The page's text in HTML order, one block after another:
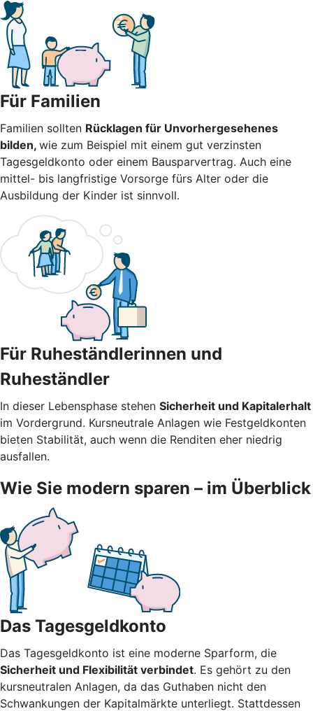
Für Familien
Familien sollten Rücklagen für Unvorhergesehenes
bilden, wie zum Beispiel mit einem gut verzinsten
Tagesgeldkonto oder einem Bausparvertrag. Auch eine
mittel- bis langfristige Vorsorge fürs Alter oder die
Ausbildung der Kinder ist sinnvoll.
Für Ruheständlerinnen und
Ruheständler
In dieser Lebensphase stehen Sicherheit und Kapitalerhalt
im Vordergrund. Kursneutrale Anlagen wie Festgeldkonten
bieten Stabilität, auch wenn die Renditen eher niedrig
ausfallen.
Wie Sie modern sparen – im Überblick
Das Tagesgeldkonto
Das Tagesgeldkonto ist eine moderne Sparform, die
Sicherheit und Flexibilität verbindet. Es gehört zu den
kursneutralen Anlagen, da das Guthaben nicht den
Schwankungen der Kapitalmärkte unterliegt. Stattdessen